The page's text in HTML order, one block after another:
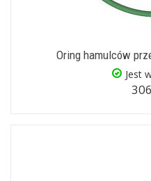
Oring hamulców
Jest